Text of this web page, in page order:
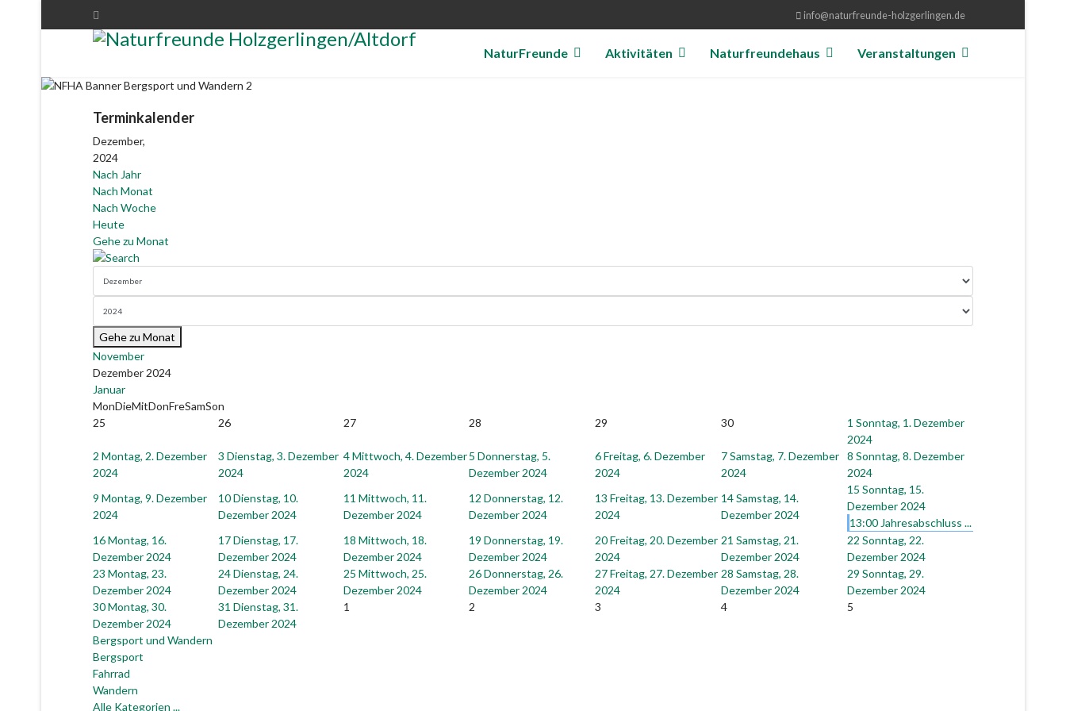
info@naturfreunde-holzgerlingen.de
NaturFreunde Aktivitäten Naturfreundehaus Veranstaltungen
Terminkalender
Dezember,
2024
Nach Jahr
Nach Monat
Nach Woche
Heute
Gehe zu Monat
Gehe zu Monat
November
Dezember 2024
Januar
MonDieMitDonFreSamSon
25
26 27 28 29 30 1 Sonntag, 1. Dezember
2024
2 Montag, 2. Dezember
2024
3 Dienstag, 3. Dezember
2024
4Mittwoch, 4. Dezember
2024
5 Donnerstag, 5.
Dezember 2024
6Freitag, 6. Dezember
2024
7Samstag, 7. Dezember
2024
8 Sonntag, 8. Dezember
2024
9 Montag, 9. Dezember
2024
10Dienstag, 10.
Dezember 2024
11 Mittwoch, 11.
Dezember 2024
12 Donnerstag, 12.
Dezember 2024
13 Freitag, 13. Dezember
2024
14Samstag, 14.
Dezember 2024
15 Sonntag, 15.
Dezember 2024
13:00 Jahresabschluss ...
16Montag, 16.
Dezember 2024
17Dienstag, 17.
Dezember 2024
18 Mittwoch, 18.
Dezember 2024
19 Donnerstag, 19.
Dezember 2024
20Freitag, 20. Dezember
2024
21 Samstag, 21.
Dezember 2024
22 Sonntag, 22.
Dezember 2024
23 Montag, 23.
Dezember 2024
24Dienstag, 24.
Dezember 2024
25 Mittwoch, 25.
Dezember 2024
26Donnerstag, 26.
Dezember 2024
27Freitag, 27. Dezember
2024
28 Samstag, 28.
Dezember 2024
29 Sonntag, 29.
Dezember 2024
30Montag, 30.
Dezember 2024
31 Dienstag, 31.
Dezember 2024
1 2 3 4 5
Bergsport und Wandern
Bergsport
Fahrrad
Wandern
Alle Kategorien ...